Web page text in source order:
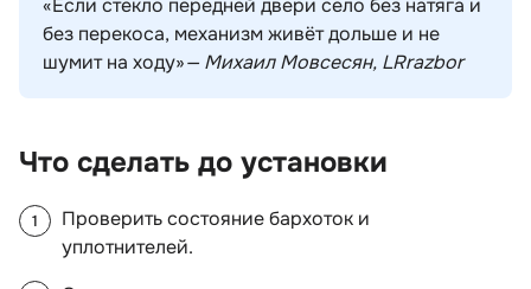
«Если стекло передней двери село без натяга и
ез перекоса, механизм живёт дольше и не
шумит на ходу»— Михаил Мовсесян, LRrazbor
Что сделать до установки
Проверить состояние бархоток и
уплотнителей.